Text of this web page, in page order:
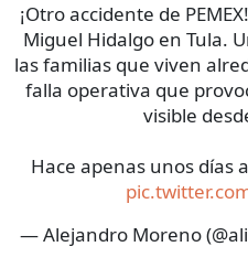
¡Otro accidente de
Miguel Hidalgo en Tula.
las familias que viven
falla operativa que
visible
Hace apenas unos días
— Alejandro Moreno